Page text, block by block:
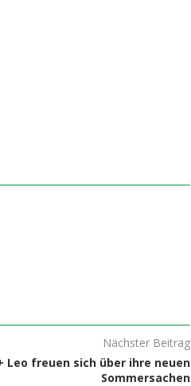
Nächster Beitrag
Leo freuen sich über ihre neuen
Sommersachen